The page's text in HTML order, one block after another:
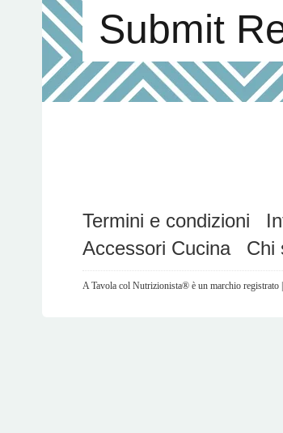
Submit
Termini e condizioni
Accessori Cucina
Chi
A Tavola col Nutrizionista® è un marchio